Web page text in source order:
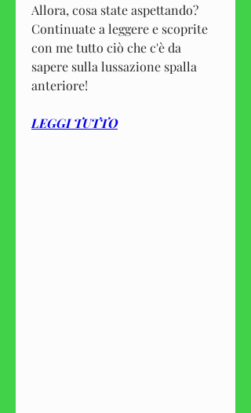
Allora, cosa state aspettando?
Continuate a leggere e scoprite
con me tutto ciò che c'è da
sapere sulla lussazione spalla
anteriore!
LEGGI TUTTO